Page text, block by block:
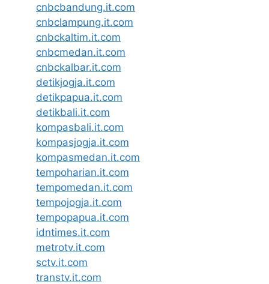
cnbcbandung.it.com
cnbclampung.it.com
cnbckaltim.it.com
cnbcmedan.it.com
cnbckalbar.it.com
detikjogja.it.com
detikpapua.it.com
detikbali.it.com
kompasbali.it.com
kompasjogja.it.com
kompasmedan.it.com
tempoharian.it.com
tempomedan.it.com
tempojogja.it.com
tempopapua.it.com
idntimes.it.com
metrotv.it.com
sctv.it.com
transtv.it.com